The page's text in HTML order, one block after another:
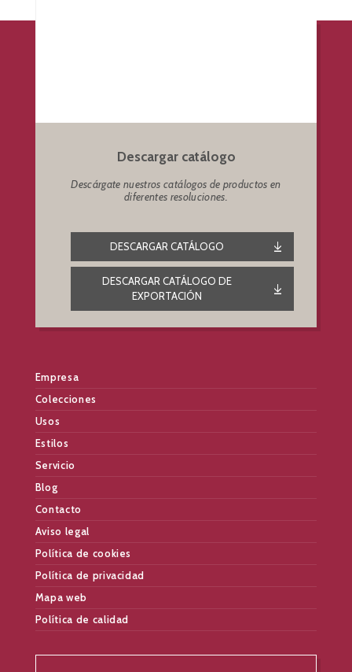
Descargar catálogo
Descárgate nuestros catálogos de productos en
diferentes resoluciones.
DESCARGAR CATÁLOGO
DESCARGAR CATÁLOGO DE
EXPORTACIÓN
Empresa
Colecciones
Usos
Estilos
Servicio
Blog
Contacto
Aviso legal
Política de cookies
Política de privacidad
Mapa web
Política de calidad